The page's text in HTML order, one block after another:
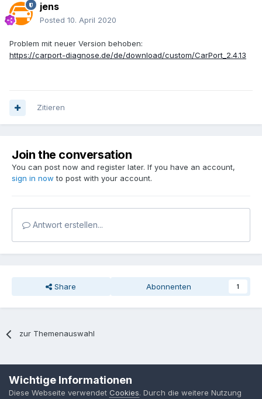
jens
Posted 10. April 2020
Problem mit neuer Version behoben:
https://carport-diagnose.de/de/download/custom/CarPort_2.4.13
Zitieren
Join the conversation
You can post now and register later. If you have an account,
sign in now to post with your account.
Antwort erstellen...
Share Abonnenten 1
zur Themenauswahl
MPP-Engineering
Powered by Invision Community
Wichtige Informationen
Diese Webseite verwendet Cookies. Durch die weitere Nutzung